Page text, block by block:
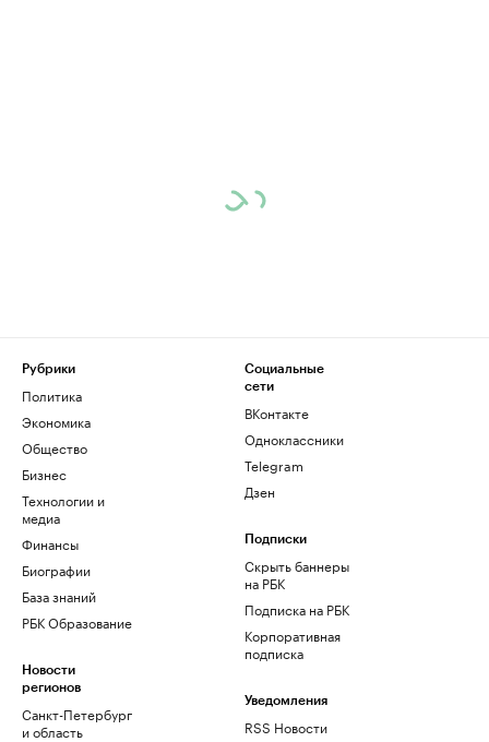
Рубрики
Политика
Экономика
Общество
Бизнес
Технологии и
медиа
Финансы
Биографии
База знаний
РБК Образование
Новости
регионов
Санкт-Петербург
и область
Социальные
сети
ВКонтакте
Одноклассники
Telegram
Дзен
Подписки
Скрыть баннеры
на РБК
Подписка на РБК
Корпоративная
подписка
Уведомления
RSS Новости